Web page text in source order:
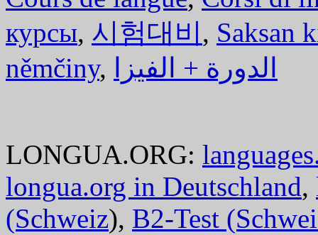
курсы, 시험대비, Saksan
němčiny, الدورة + الفيزا
LONGUA.ORG:
longua.org in Deutschland,
(Schweiz), B2-Test